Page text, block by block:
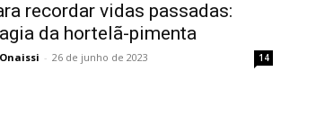
recordar vidas passadas:
da hortelã-pimenta
- 26 de junho de 2023 14